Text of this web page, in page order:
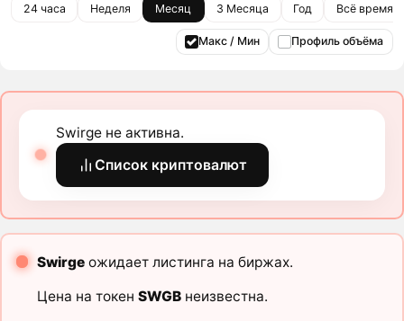
24 часа Неделя Месяц 3 Месяца Год Всё время
Макс / Мин Профиль объёма
Swirge не активна.
Список криптовалют
Swirgeожидает листинга на биржах.
Цена на токен SWGBнеизвестна.